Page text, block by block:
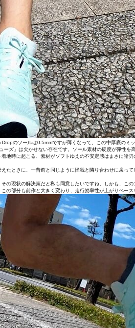
のソールは0.5mmですが薄くなって、この中厚底のミ
ズ」は欠かせない存在です。ソール素材の硬度が弾性
時に起こる、素材がソフトゆえの不安定感はまさに諸
ときに、一昔前と同じように怪我と隣り合わせに戻っ
現状の解決策だと私も同意したいですね。しかも、こ
部分も前作と大きく変わり、走行効率性が上がりペース